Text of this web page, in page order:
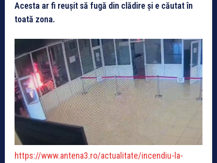
Acesta ar fi reușit să fugă din clădire și e căutat în
toată zona.
https://www.antena3.ro/actualitate/incendiu-la-